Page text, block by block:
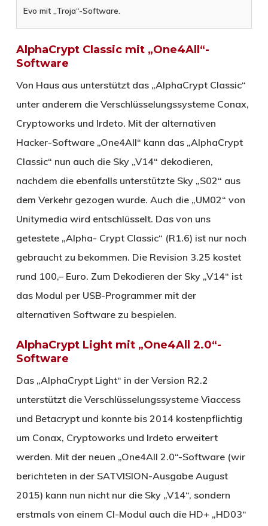
Evo mit „Troja“-Software.
AlphaCrypt Classic mit „One4All“-
Software
Von Haus aus unterstützt das „AlphaCrypt Classic“
unter anderem die Verschlüsselungssysteme Conax,
Cryptoworks und Irdeto. Mit der alternativen
Hacker-Software „One4All“ kann das „AlphaCrypt
Classic“ nun auch die Sky „V14“ dekodieren,
nachdem die ebenfalls unterstützte Sky „S02“ aus
dem Verkehr gezogen wurde. Auch die „UM02“ von
Unitymedia wird entschlüsselt. Das von uns
getestete „Alpha- Crypt Classic“ (R1.6) ist nur noch
gebraucht zu bekommen. Die Revision 3.25 kostet
rund 100,– Euro. Zum Dekodieren der Sky „V14“ ist
das Modul per USB-Programmer mit der
alternativen Software zu bespielen.
AlphaCrypt Light mit „One4All 2.0“-
Software
Das „AlphaCrypt Light“ in der Version R2.2
unterstützt die Verschlüsselungssysteme Viaccess
und Betacrypt und konnte bis 2014 kostenpflichtig
um Conax, Cryptoworks und Irdeto erweitert
werden. Mit der neuen „One4All 2.0“-Software (wir
berichteten in der SATVISION-Ausgabe August
2015) kann nun nicht nur die Sky „V14“, sondern
erstmals von einem CI-Modul auch die HD+ „HD03“